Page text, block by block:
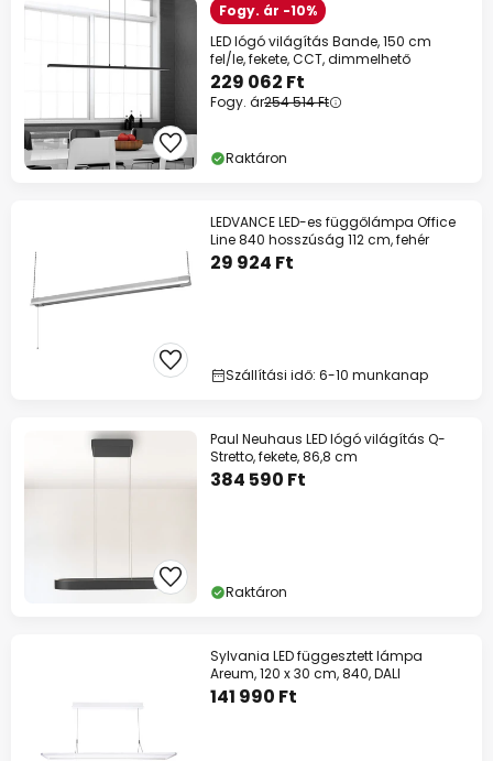
Fogy. ár -10%
LED lógó világítás Bande, 150 cm
fel/le, fekete, CCT, dimmelhető
229 062 Ft
Fogy. ár254 514 Ft
Raktáron
LEDVANCE LED-es függőlámpa Office
Line 840 hosszúság 112 cm, fehér
29 924 Ft
Szállítási idő: 6-10 munkanap
Paul Neuhaus LED lógó világítás Q-
Stretto, fekete, 86,8 cm
384 590 Ft
Raktáron
Sylvania LED függesztett lámpa
Areum, 120 x 30 cm, 840, DALI
141 990 Ft